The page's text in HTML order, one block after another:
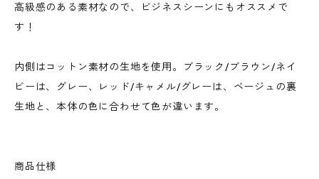
高級感のある素材なので、ビジネスシーンにもオススメで
す！
内側はコットン素材の生地を使用。ブラック/ブラウン/ネイ
ビーは、グレー、レッド/キャメル/グレーは、ベージュの裏
生地と、本体の色に合わせて色が違います。
商品仕様